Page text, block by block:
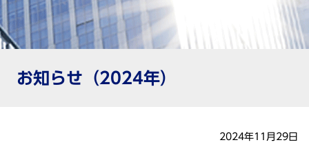
ャ
ン
プ
ン
ツ
で
お知らせ（2024年）
2024年11月29日